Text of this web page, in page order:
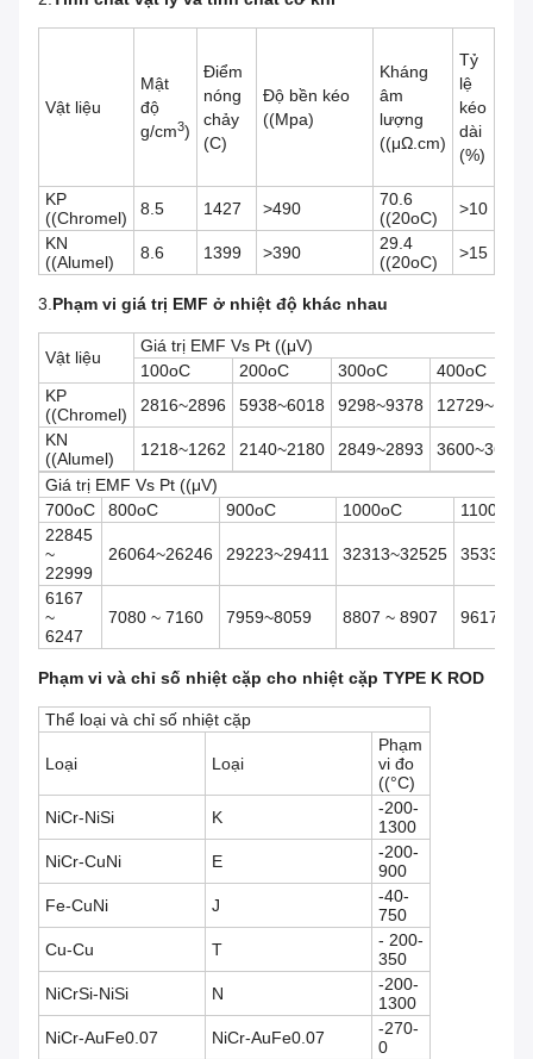
Vật liệu
Mật
độ
g/cm3)
Điểm
nóng
chảy
(C)
Độ bền kéo
((Mpa)
Kháng
âm
lượng
((μΩ.cm)
Tỷ
lệ
kéo
dài
(%)
KP
((Chromel)
8.5 1427 >490
70.6
((20oC)
>10
KN
((Alumel)
8.6 1399 >390
29.4
((20oC)
>15
3.Phạm vi giá trị EMF ở nhiệt độ khác nhau
Vật liệu
Giá trị EMF Vs Pt ((μV)
100oC
200oC 300oC
400oC
KP
((Chromel)
2816~2896 5938~6018 9298~9378
KN
((Alumel)
1218~1262 2140~2180 2849~2893
3600~3644
Giá trị EMF Vs Pt ((μV)
700oC
800oC 900oC 1000oC
1100oC
22845
~
22999
26064~26246 29223~29411 32313~32525
6167
~
6247
7080 ~ 7160 7959~8059 8807 ~ 8907
Phạm vi và chỉ số nhiệt cặp cho nhiệt cặp TYPE K ROD
Thể loại và chỉ số nhiệt cặp
Loại Loại
Phạm
vi đo
((°C)
NiCr-NiSi
K
-200-
1300
NiCr-CuNi
E
-200-
900
Fe-CuNi
J
-40-
750
Cu-Cu
T
- 200-
350
NiCrSi-NiSi
N
-200-
1300
NiCr-AuFe0.07
NiCr-AuFe0.07
-270-
0